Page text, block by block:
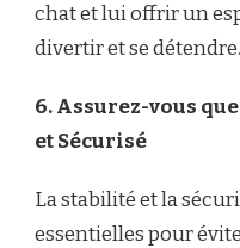
chat et lui offrir un
divertir et se détendre.
6. Assurez-vous
et Sécurisé
La stabilité et la
essentielles pour